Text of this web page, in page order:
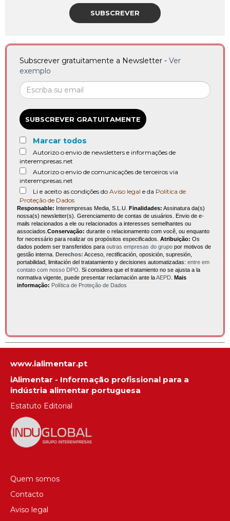
SUBSCREVER
Subscrever gratuitamente a Newsletter - Ver
exemplo
SUBSCREVER GRATUITAMENTE
Marcar todos
Autorizo o envio de newsletters e informações de
interempresas.net
Autorizo o envio de comunicações de terceiros via
interempresas.net
Li e aceito as condições do Aviso legal e da Política de
Proteção de Dados
Responsable: Interempresas Media, S.L.U. Finalidades: Assinatura da(s)
nossa(s) newsletter(s). Gerenciamento de contas de usuários. Envio de e-
mails relacionados a ele ou relacionados a interesses semelhantes ou
associados.Conservação: durante o relacionamento com você, ou enquanto
for necessário para realizar os propósitos especificados. Atribuição: Os
dados podem ser transferidos para outras empresas do grupo por motivos de
gestão interna. Derechos: Acceso, rectificación, oposición, supresión,
portabilidad, limitación del tratatamiento y decisiones automatizadas: entre em
contato com nosso DPO. Si considera que el tratamiento no se ajusta a la
normativa vigente, puede presentar reclamación ante laAEPD. Mais
informação: Política de Proteção de Dados
www.ialimentar.pt
iAlimentar - Informação profissional para a
indústria alimentar portuguesa
Estatuto Editorial
Quem somos
Contacto
Aviso legal